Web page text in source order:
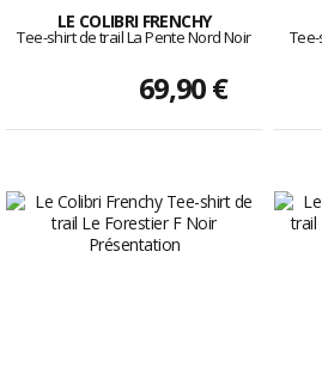
LE COLIBRI FRENCHY
Tee-shirt de trail La Pente Nord Noir
69,90 €